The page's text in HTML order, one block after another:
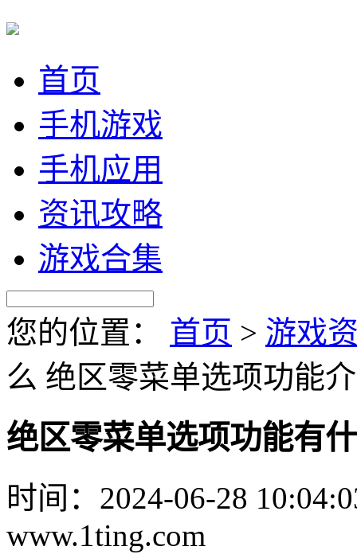
首页
手机游戏
手机应用
资讯攻略
游戏合集
您的位置： 首页 > 游戏
么 绝区零菜单选项功能
绝区零菜单选项功能有
时间：2024-06-28
www.1ting.com